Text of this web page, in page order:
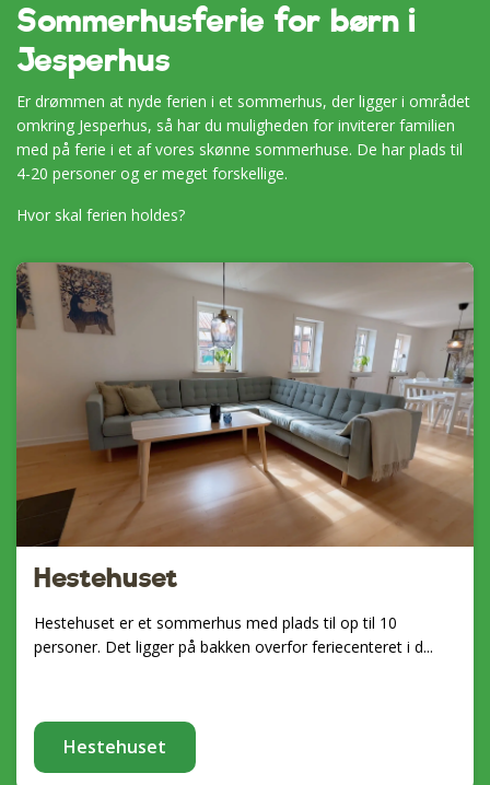
Sommerhusferie for børn i
Jesperhus
Er drømmen at nyde ferien i et sommerhus, der ligger i området
omkring Jesperhus, så har du muligheden for inviterer familien
med på ferie i et af vores skønne sommerhuse. De har plads til
4-20 personer og er meget forskellige.
Hvor skal ferien holdes?
Hestehuset
Hestehuset er et sommerhus med plads til op til 10
personer. Det ligger på bakken overfor feriecenteret i d...
Hestehuset